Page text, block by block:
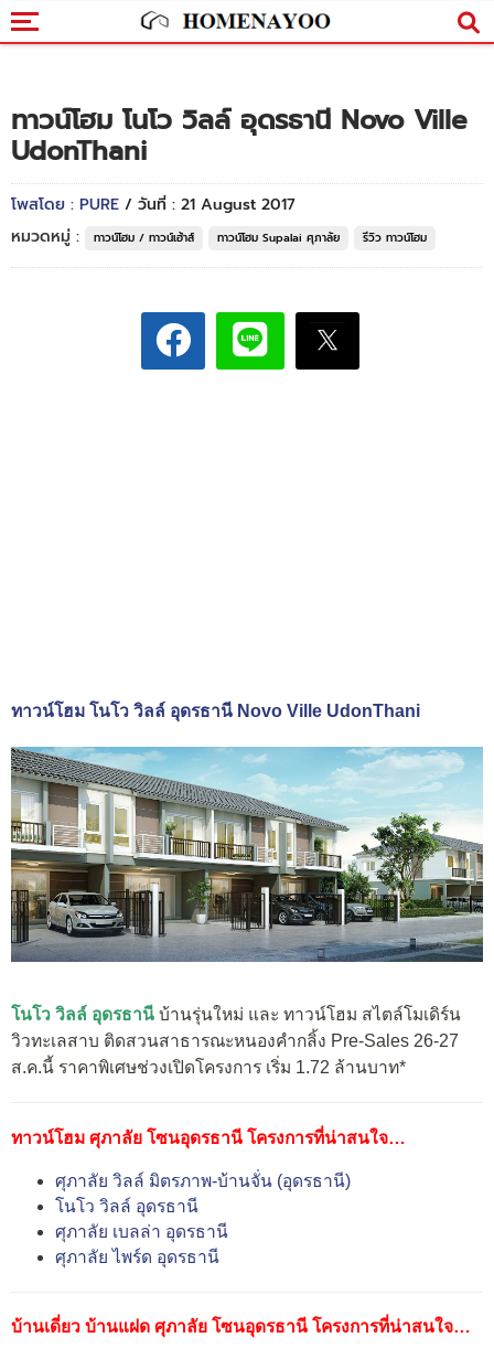
ทาวน์โฮม โนโว วิลล์ อุดรธานี Novo Ville
UdonThani
โพสโดย : PURE / วันที่ : 21 August 2017
หมวดหมู่ :
ทาวน์โฮม / ทาวน์เฮ้าส์ ทาวน์โฮม Supalai ศุภาลัย รีวิว ทาวน์โฮม
ทาวน์โฮม โนโว วิลล์ อุดรธานี Novo Ville UdonThani
โนโว วิลล์ อุดรธานี บ้านรุ่นใหม่ และ ทาวน์โฮม สไตล์โมเดิร์น
วิวทะเลสาบ ติดสวนสาธารณะหนองคำกลิ้ง Pre-Sales 26-27
ส.ค.นี้ ราคาพิเศษช่วงเปิดโครงการ เริ่ม 1.72 ล้านบาท*
ทาวน์โฮม ศุภาลัย โซนอุดรธานี โครงการที่น่าสนใจ…
ศุภาลัย วิลล์ มิตรภาพ-บ้านจั่น (อุดรธานี)
โนโว วิลล์ อุดรธานี
ศุภาลัย เบลล่า อุดรธานี
ศุภาลัย ไพร์ด อุดรธานี
บ้านเดี่ยว บ้านแฝด ศุภาลัย โซนอุดรธานี โครงการที่น่าสนใจ…